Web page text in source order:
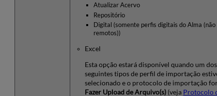
Atualizar Acervo
Repositório
Digital (somente perfis digitais do Alma (não
remotos))
Excel
Esta opção estará disponível quando um dos
seguintes tipos de perfil de importação
selecionado e o protocolo de importação
Fazer Upload de Arquivo(s) (veja Protocolo